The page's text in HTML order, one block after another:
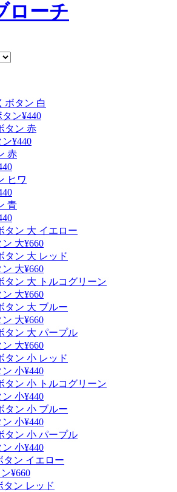
ローチ
タン¥440
ン¥440
大¥660
大¥660
大¥660
大¥660
大¥660
ン 小¥440
ン 小¥440
ン 小¥440
ン 小¥440
¥660